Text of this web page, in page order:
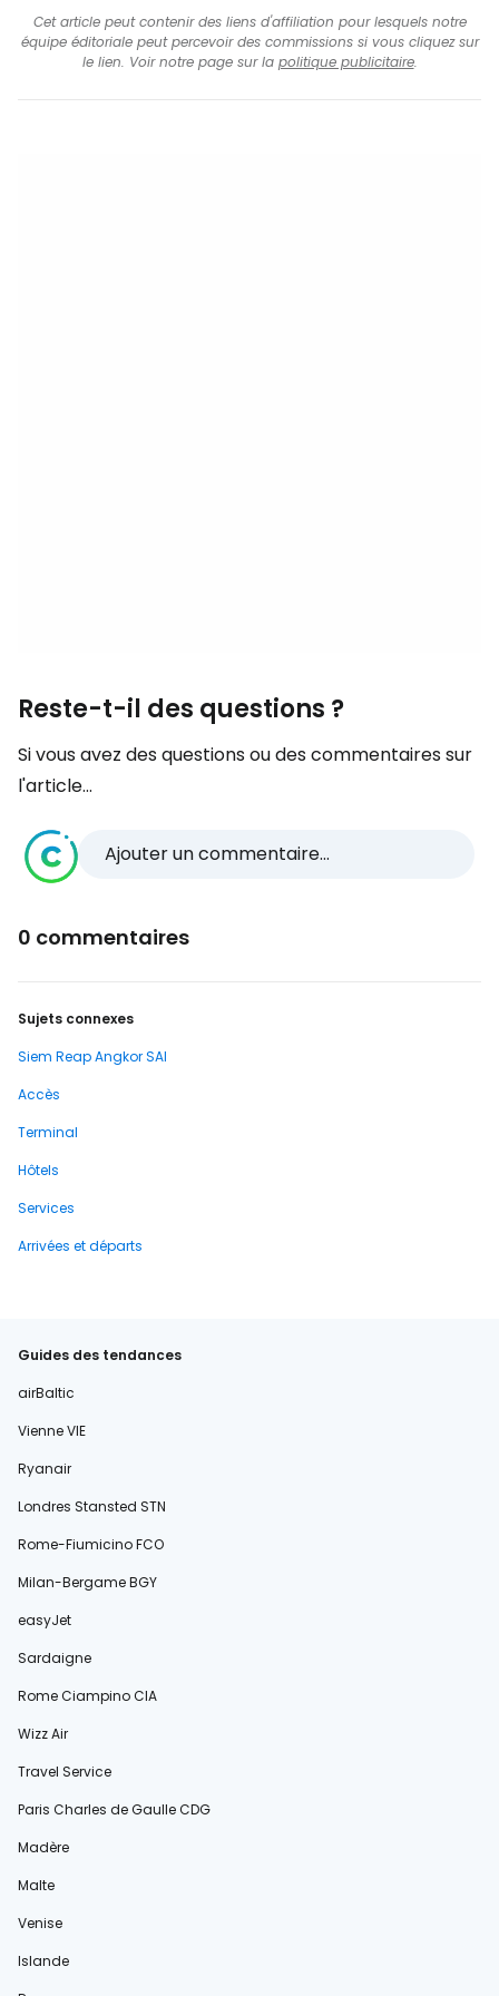
Cet article peut contenir des liens d'affiliation pour lesquels notre
équipe éditoriale peut percevoir des commissions si vous cliquez sur
le lien. Voir notre page sur la politique publicitaire.
Reste-t-il des questions ?
Si vous avez des questions ou des commentaires sur
l'article...
Ajouter un commentaire...
0 commentaires
Sujets connexes
Siem Reap Angkor SAI
Accès
Terminal
Hôtels
Services
Arrivées et départs
Guides des tendances
airBaltic
Vienne VIE
Ryanair
Londres Stansted STN
Rome-Fiumicino FCO
Milan-Bergame BGY
easyJet
Sardaigne
Rome Ciampino CIA
Wizz Air
Travel Service
Paris Charles de Gaulle CDG
Madère
Malte
Venise
Islande